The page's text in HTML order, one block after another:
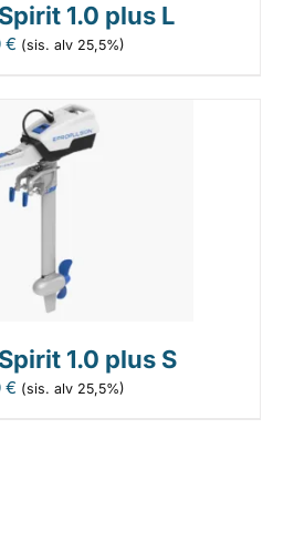
1.0 plus L
€ Nykyinen
2
190,00 €.
(sis. alv 25,5%)
1.0 plus S
€ Nykyinen
(sis. alv 25,5%)